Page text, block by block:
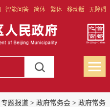
智能问答 简体 繁体 移动版 无障碍
专题报道> 政府常务会> 政府常务